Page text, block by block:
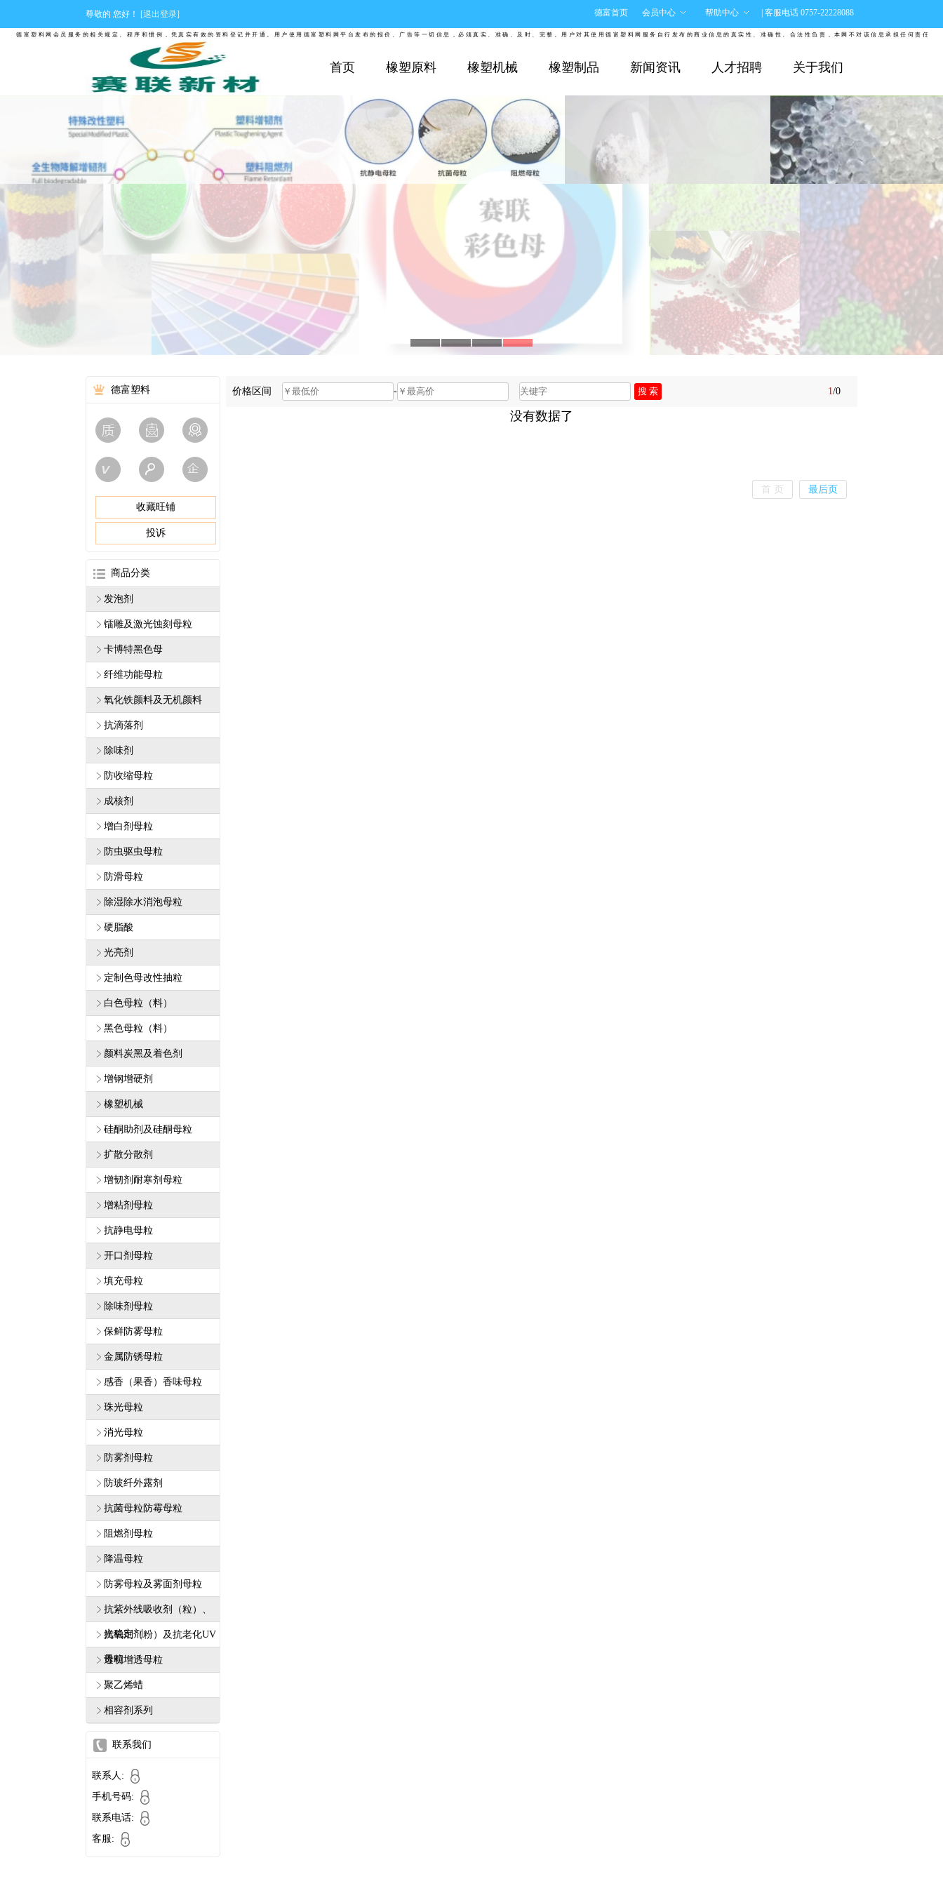
尊敬的 您好！ [退出登录] 德富首页 会员中心 帮助中心 | 客服电话 0757-22228088
网会员服务的相关规定、程序和惯例，凭真实有效的资料登记并开通。用户使用德富塑料网平台发布的报价、广告等一切信息，必须真实、准确、及时、完整。用户对其使用德富塑料网服务自行发布的商业信息的真实性、准确性、合法性负责，本网不对该信息承担任何责任。对
首页 橡塑原料 橡塑机械 橡塑制品 新闻资讯 人才招聘 关于我们
德富塑料
收藏旺铺
投诉
商品分类
发泡剂
镭雕及激光蚀刻母粒
卡博特黑色母
纤维功能母粒
氧化铁颜料及无机颜料
抗滴落剂
除味剂
防收缩母粒
成核剂
增白剂母粒
防虫驱虫母粒
防滑母粒
除湿除水消泡母粒
硬脂酸
光亮剂
定制色母改性抽粒
白色母粒（料）
黑色母粒（料）
颜料炭黑及着色剂
增钢增硬剂
橡塑机械
硅酮助剂及硅酮母粒
扩散分散剂
增韧剂耐寒剂母粒
增粘剂母粒
抗静电母粒
开口剂母粒
填充母粒
除味剂母粒
保鲜防雾母粒
金属防锈母粒
感香（果香）香味母粒
珠光母粒
消光母粒
防雾剂母粒
防玻纤外露剂
抗菌母粒防霉母粒
阻燃剂母粒
降温母粒
防雾母粒及雾面剂母粒
抗紫外线吸收剂（粒）、
光稳定剂
抗氧剂（粉）及抗老化UV
母粒
透明增透母粒
聚乙烯蜡
相容剂系列
联系我们
联系人:
手机号码:
联系电话:
客服:
价格区间 - 1/0
没有数据了
首 页 最后页